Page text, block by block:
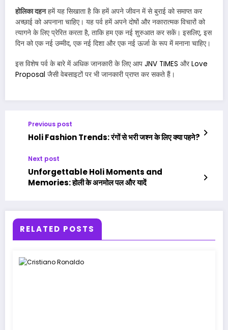
होलिका दहनहमें यह सिखाता है कि हमें अपने जीवन में से बुराई को समाप्त कर
अच्छाई को अपनाना चाहिए। यह पर्व हमें अपने दोषों और नकारात्मक विचारों को
त्यागने के लिए प्रेरित करता है, ताकि हम एक नई शुरुआत कर सकें। इसलिए, इस
दिन को एक नई उम्मीद, एक नई दिशा और एक नई ऊर्जा के रूप में मनाना चाहिए।
इस विशेष पर्व के बारे में अधिक जानकारी के लिए आप JNV TIMES औरLove
Proposal जैसी वेबसाइटों पर भी जानकारी प्राप्त कर सकते हैं।
Previous post
Holi Fashion Trends: रंगों से भरी जश्न के लिए क्या पहने?
Next post
Unforgettable Holi Moments and
Memories: होली के अनमोल पल और यादें
RELATED POSTS